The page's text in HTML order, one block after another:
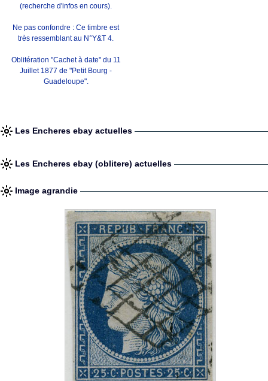
(recherche d'infos en cours).
Ne pas confondre : Ce timbre est
très ressemblant au N°Y&T 4.
Oblitération "Cachet à date" du 11
Juillet 1877 de "Petit Bourg -
Guadeloupe".
Les Encheres ebay actuelles
Les Encheres ebay (oblitere) actuelles
Image agrandie